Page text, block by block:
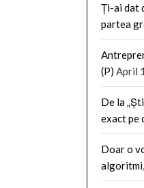
Ți-ai dat
partea
(P) April
De la
exact pe
Doar o